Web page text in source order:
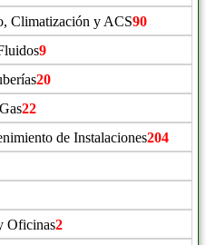
Climatización y ACS90
9
20
22
de Instalaciones204
Oficinas2